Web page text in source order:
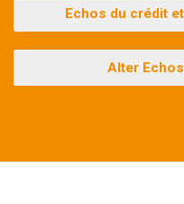
Echos du crédit
Alter